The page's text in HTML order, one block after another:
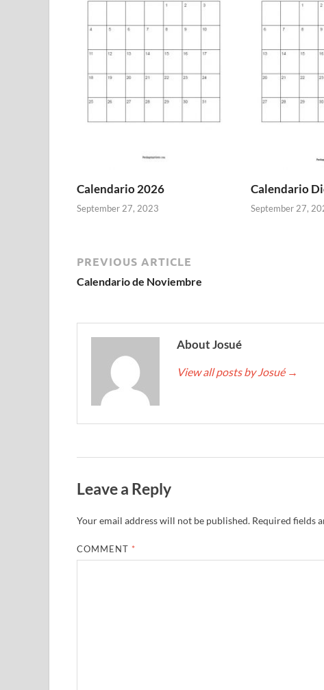
Calendario 2026
September 27, 2023
Calendario
September 27,
PREVIOUS ARTICLE
Calendario de Noviembre
About Josué
View all posts by Josué →
Leave a Reply
Your email address will not be published. Required fields
COMMENT *